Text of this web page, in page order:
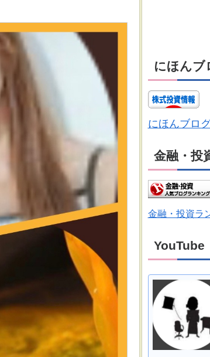
にほんブ
にほんブロ
金融・投
金融・投資ラ